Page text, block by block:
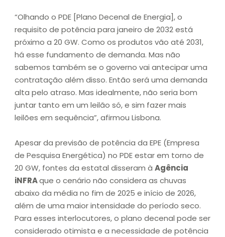
“Olhando o PDE [Plano Decenal de Energia], o
requisito de potência para janeiro de 2032 está
próximo a 20 GW. Como os produtos vão até 2031,
há esse fundamento de demanda. Mas não
sabemos também se o governo vai antecipar uma
contratação além disso. Então será uma demanda
alta pelo atraso. Mas idealmente, não seria bom
juntar tanto em um leilão só, e sim fazer mais
leilões em sequência”, afirmou Lisbona.
Apesar da previsão de potência da EPE (Empresa
de Pesquisa Energética) no PDE estar em torno de
20 GW, fontes da estatal disseram à Agência
iNFRAque o cenário não considera as chuvas
abaixo da média no fim de 2025 e início de 2026,
além de uma maior intensidade do período seco.
Para esses interlocutores, o plano decenal pode ser
considerado otimista e a necessidade de potência